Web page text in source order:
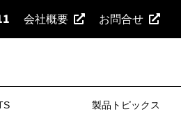
会社概要 お問合せ
製品トピックス